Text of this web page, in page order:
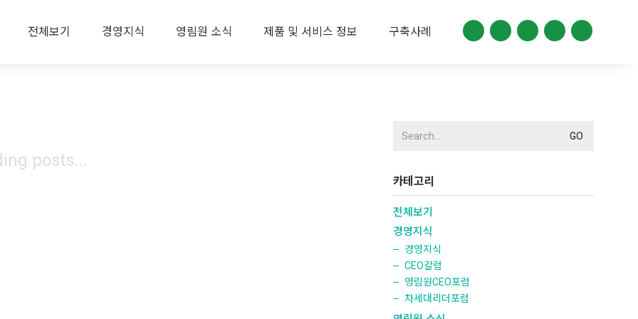
전체보기 경영지식 영림원 소식 제품 및 서비스 정보 구축사례
posts...
for:
카테고리
전체보기
경영지식
경영지식
CEO칼럼
영림원CEO포럼
차세대리더포럼